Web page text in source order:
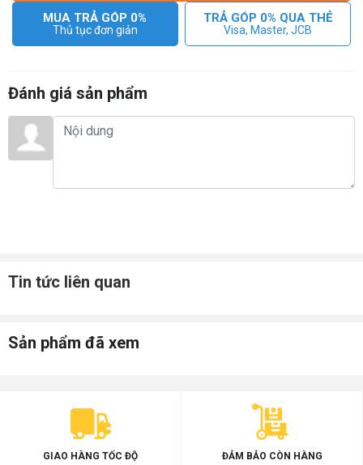
- Công nghệ Aivi 3.0 tránh chướng ngại vật và hạn chế mắc
kẹt tối đa
- YIKO AI trợ lý giọng nói, giao tiếp trực tiếp giữa người và
- TrueMapping 2.0 thiết lập bản đồ và điều hướng chính xác
trong mọi điều kiện
MUA TRẢ GÓP 0%
Thủ tục đơn giản
TRẢ GÓP 0% QUA THẺ
Visa, Master, JCB
Đánh giá sản phẩm
Tin tức liên quan
Sản phẩm đã xem
GIAO HÀNG TỐC ĐỘ ĐẢM BẢO CÒN HÀNG